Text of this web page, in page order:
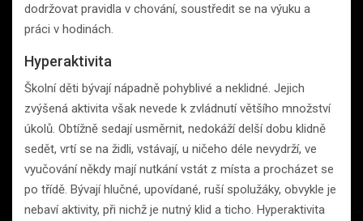
dodržovat pravidla v chování, soustředit se na výuku a
práci v hodinách.
Hyperaktivita
Školní děti bývají nápadně pohyblivé a neklidné. Jejich
zvýšená aktivita však nevede k zvládnutí většího množství
úkolů. Obtížně sedají usměrnit, nedokáží delší dobu klidně
sedět, vrtí se na židli, vstávají, u ničeho déle nevydrží, ve
vyučování někdy mají nutkání vstát z místa a procházet se
po třídě. Bývají hlučné, upovídané, ruší spolužáky, obvykle je
nebaví aktivity, při nichž je nutný klid a ticho. Hyperaktivita